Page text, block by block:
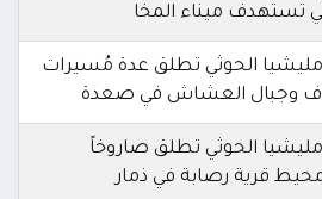
تستهدف ميناء المخا
الحوثي تطلق عدة مُسيرات
وجبال العشاش في صعدة
الحوثي تطلق صاروخاً
قرية رصابة في ذمار